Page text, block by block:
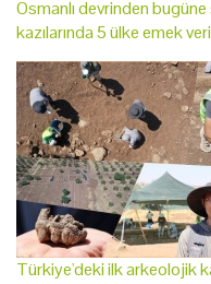
Osmanlı devrinden
kazılarında 5 ülke emek
Türkiye'deki ilk arkeolojik